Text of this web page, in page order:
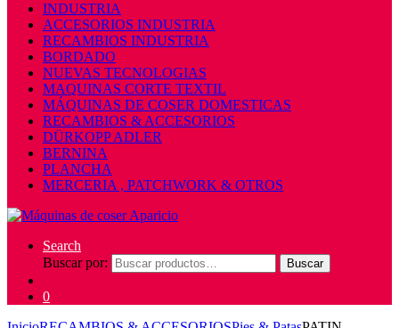
INDUSTRIA
ACCESORIOS INDUSTRIA
RECAMBIOS INDUSTRIA
BORDADO
NUEVAS TECNOLOGIAS
MAQUINAS CORTE TEXTIL
MÁQUINAS DE COSER DOMESTICAS
RECAMBIOS & ACCESORIOS
DÜRKOPP ADLER
BERNINA
PLANCHA
MERCERIA , PATCHWORK & OTROS
Search
Buscar por:
Buscar
0